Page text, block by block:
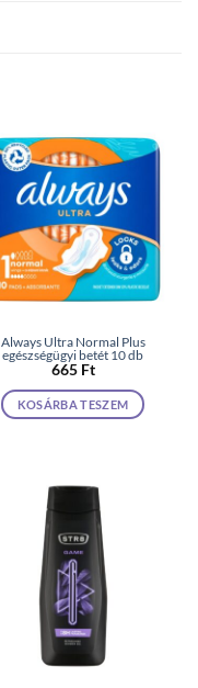
Always Ultra Normal Plus
egészségügyi betét 10 db
665 Ft
KOSÁRBA TESZEM